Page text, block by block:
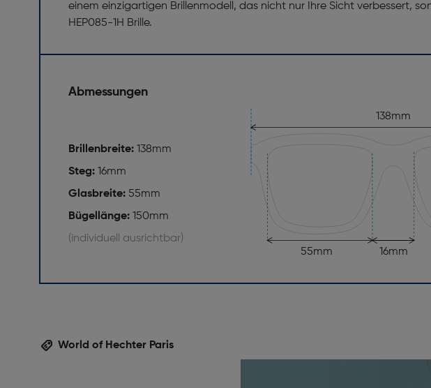
einem einzigartigen Brillenmodell, das nicht nur Ihre Sicht verbessert,
HEP085-1H Brille.
Abmessungen
Brillenbreite: 138mm
Steg: 16mm
Glasbreite: 55mm
Bügellänge: 150mm
(individuell ausrichtbar)
138mm
16mm
55mm
World of Hechter Paris